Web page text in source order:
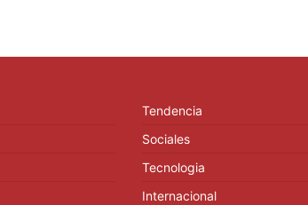
Tendencia
Sociales
Tecnologia
Internacional